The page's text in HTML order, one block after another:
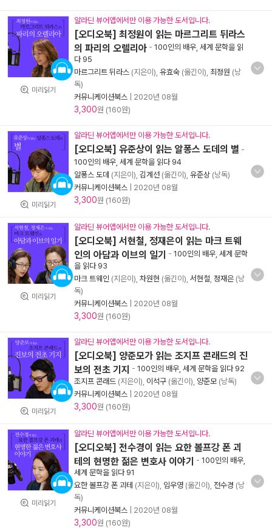
미리읽기
알라딘 뷰어앱에서만 이용 가능한 도서입니다.
[오디오북] 최정원이 읽는 마르그리트 뒤라스
의 파리의 오렐리아 - 100인의 배우, 세계 문학을 읽
다 95
마르그리트 뒤라스 (지은이), 유효숙 (옮긴이), 최정원 (낭
독)
커뮤니케이션북스
2020년 08월
3,300원 (160원)
미리읽기
알라딘 뷰어앱에서만 이용 가능한 도서입니다.
[오디오북] 유준상이 읽는 알퐁스 도데의 별 -
100인의 배우, 세계 문학을 읽다 94
알퐁스 도데 (지은이), 김계선 (옮긴이), 유준상 (낭독)
커뮤니케이션북스
2020년 08월
3,300원 (160원)
미리읽기
알라딘 뷰어앱에서만 이용 가능한 도서입니다.
[오디오북] 서현철, 정재은이 읽는 마크 트웨
인의 아담과 이브의 일기 - 100인의 배우, 세계 문학
을 읽다 93
마크 트웨인 (지은이), 차원현 (옮긴이), 서현철 정재은 (낭
독)
커뮤니케이션북스
2020년 08월
3,300원 (160원)
미리읽기
알라딘 뷰어앱에서만 이용 가능한 도서입니다.
[오디오북] 양준모가 읽는 조지프 콘래드의 진
보의 전초 기지 - 100인의 배우, 세계 문학을 읽다 92
조지프 콘래드 (지은이), 이석구 (옮긴이), 양준모 (낭독)
커뮤니케이션북스
2020년 08월
3,300원 (160원)
미리읽기
알라딘 뷰어앱에서만 이용 가능한 도서입니다.
[오디오북] 전수경이 읽는 요한 볼프강 폰 괴
테의 현명한 젊은 변호사 이야기 - 100인의 배우,
세계 문학을 읽다 91
요한 볼프강 폰 괴테 (지은이), 임우영 (옮긴이), 전수경 (낭
독)
커뮤니케이션북스
2020년 08월
3,300원 (160원)